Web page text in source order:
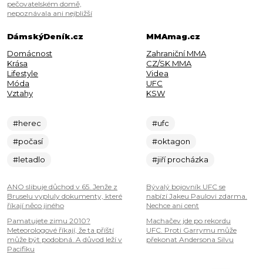
pečovatelském domě,
nepoznávala ani nejbližší
DámskýDeník.cz
Domácnost
Krása
Lifestyle
Móda
Vztahy
#herec
#počasí
#letadlo
ANO slibuje důchod v 65. Jenže z
Bruselu vypluly dokumenty, které
říkají něco jiného
Pamatujete zimu 2010?
Meteorologové říkají, že ta příští
může být podobná. A důvod leží v
Pacifiku
MMAmag.cz
Zahraniční MMA
CZ/SK MMA
Videa
UFC
KSW
#ufc
#oktagon
#jiří procházka
Bývalý bojovník UFC se
nabízí Jakeu Paulovi zdarma.
Nechce ani cent
Machačev jde po rekordu
UFC. Proti Garrymu může
překonat Andersona Silvu